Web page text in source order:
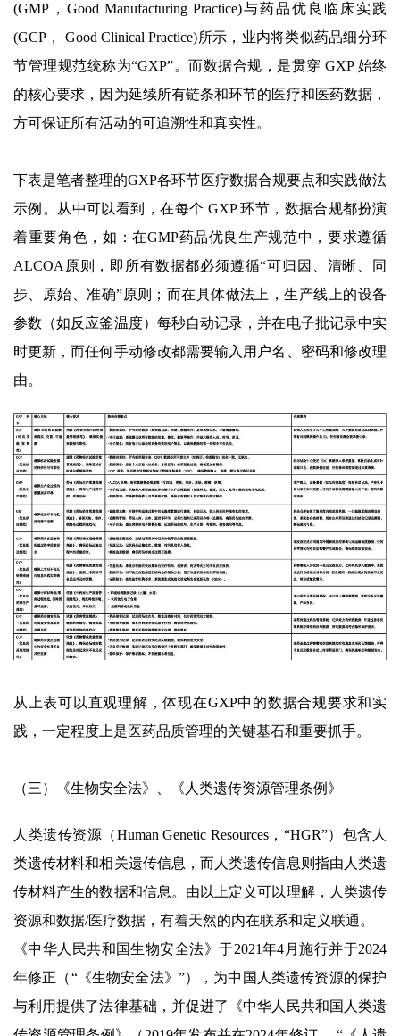
(GMP，Good Manufacturing Practice)与药品优良临床实践
(GCP， Good Clinical Practice)所示，业内将类似药品细分环
节管理规范统称为“GXP”。而数据合规，是贯穿 GXP 始终
的核心要求，因为延续所有链条和环节的医疗和医药数据，
方可保证所有活动的可追溯性和真实性。
下表是笔者整理的GXP各环节医疗数据合规要点和实践做法
示例。从中可以看到，在每个 GXP 环节，数据合规都扮演
着重要角色，如：在GMP药品优良生产规范中，要求遵循
ALCOA原则，即所有数据都必须遵循“可归因、清晰、同
步、原始、准确”原则；而在具体做法上，生产线上的设备
参数（如反应釜温度）每秒自动记录，并在电子批记录中实
时更新，而任何手动修改都需要输入用户名、密码和修改理
由。
从上表可以直观理解，体现在GXP中的数据合规要求和实
践，一定程度上是医药品质管理的关键基石和重要抓手。
（三）《生物安全法》、《人类遗传资源管理条例》
人类遗传资源（Human Genetic Resources，“HGR”）包含人
类遗传材料和相关遗传信息，而人类遗传信息则指由人类遗
传材料产生的数据和信息。由以上定义可以理解，人类遗传
资源和数据/医疗数据，有着天然的内在联系和定义联通。
《中华人民共和国生物安全法》于2021年4月施行并于2024
年修正（“《生物安全法》”），为中国人类遗传资源的保护
与利用提供了法律基础，并促进了《中华人民共和国人类遗